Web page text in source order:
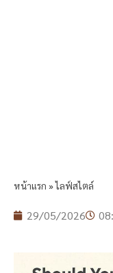
หน้าแรก »ไลฟ์สไตล์
29/05/2026